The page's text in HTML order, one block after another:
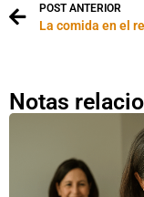
POST ANTERIOR
La comida en el
Notas